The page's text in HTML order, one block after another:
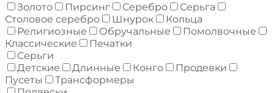
Золото Пирсинг Серебро
Серьга
Столовое серебро
Шнурок
Кольца
Религиозные
Обручальные
Помолвочные
Классические
Печатки
Серьги
Детские
Длинные Конго
Продевки
Пусеты
Трансформеры